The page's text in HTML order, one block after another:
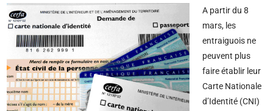
A partir du8
mars, les
entraiguois ne
peuvent plus
faire établir leur
Carte Nationale
d’Identité (CNI)